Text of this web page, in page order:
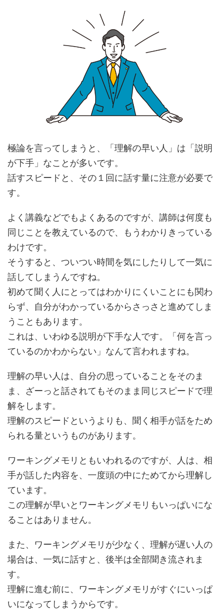
極論を言ってしまうと、「理解の早い人」は「説明
が下手」なことが多いです。
話すスピードと、その１回に話す量に注意が必要で
す。
よく講義などでもよくあるのですが、講師は何度も
同じことを教えているので、もうわかりきっている
わけです。
そうすると、ついつい時間を気にしたりして一気に
話してしまうんですね。
初めて聞く人にとってはわかりにくいことにも関わ
らず、自分がわかっているからさっさと進めてしま
うこともあります。
これは、いわゆる説明が下手な人です。「何を言っ
ているのかわからない」なんて言われますね。
理解の早い人は、自分の思っていることをそのま
ま、ざーっと話されてもそのまま同じスピードで理
解をします。
理解のスピードというよりも、聞く相手が話をため
られる量というものがあります。
ワーキングメモリともいわれるのですが、人は、相
手が話した内容を、一度頭の中にためてから理解し
ています。
この理解が早いとワーキングメモリもいっぱいにな
ることはありません。
また、ワーキングメモリが少なく、理解が遅い人の
場合は、一気に話すと、後半は全部聞き流されま
す。
理解に進む前に、ワーキングメモリがすぐにいっぱ
いになってしまうからです。